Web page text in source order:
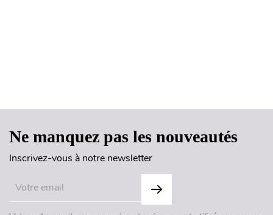
Ne manquez pas les nouveautés
Inscrivez-vous à notre newsletter